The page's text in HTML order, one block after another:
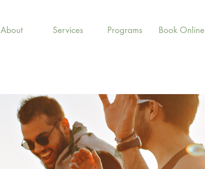
About Services Programs Book Online